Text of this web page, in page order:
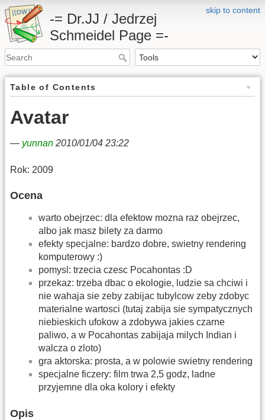
skip to content
-= Dr.JJ / Jedrzej
Schmeidel Page =-
Table of Contents
Avatar
— yunnan 2010/01/04 23:22
Rok: 2009
Ocena
warto obejrzec: dla efektow mozna raz obejrzec,
albo jak masz bilety za darmo
efekty specjalne: bardzo dobre, swietny rendering
komputerowy :)
pomysl: trzecia czesc Pocahontas :D
przekaz: trzeba dbac o ekologie, ludzie sa chciwi i
nie wahaja sie zeby zabijac tubylcow zeby zdobyc
materialne wartosci (tutaj zabija sie sympatycznych
niebieskich ufokow a zdobywa jakies czarne
paliwo, a w Pocahontas zabijaja milych Indian i
walcza o zloto)
gra aktorska: prosta, a w polowie swietny rendering
specjalne ficzery: film trwa 2,5 godz, ladne
przyjemne dla oka kolory i efekty
Opis